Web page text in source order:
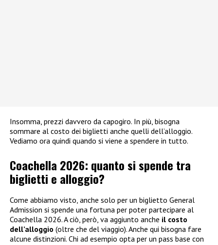
Insomma, prezzi davvero da capogiro. In più, bisogna
sommare al costo dei biglietti anche quelli dell’alloggio.
Vediamo ora quindi quando si viene a spendere in tutto.
Coachella 2026: quanto si spende tra
biglietti e alloggio?
Come abbiamo visto, anche solo per un biglietto General
Admission si spende una fortuna per poter partecipare al
Coachella 2026. A ciò, però, va aggiunto anche il costo
dell’alloggio (oltre che del viaggio). Anche qui bisogna fare
alcune distinzioni. Chi ad esempio opta per un pass base con